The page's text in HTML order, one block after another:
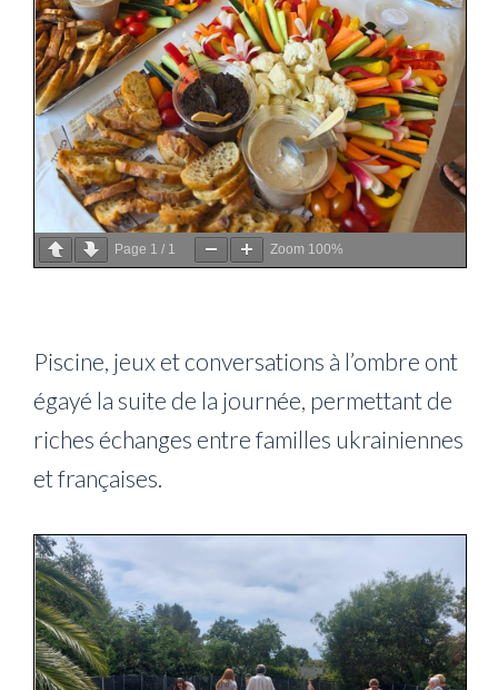
Page 1 / 1 Zoom 100%
Piscine, jeux et conversations à l’ombre ont
égayé la suite de la journée, permettant de
riches échanges entre familles ukrainiennes
et françaises.